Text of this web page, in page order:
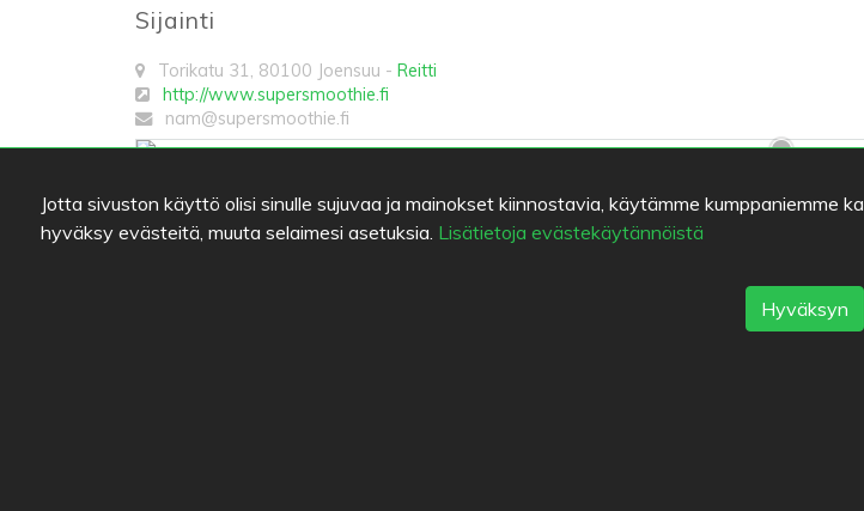
Jotta sivuston käyttö olisi sinulle sujuvaa ja mainokset kiinnostavia, käytämme
hyväksy evästeitä, muuta selaimesi asetuksia. Lisätietoja evästekäytännöistä
Hyväksyn
Sijainti
Torikatu 31, 80100 Joensuu -Reitti
http://www.supersmoothie.fi
nam@supersmoothie.fi